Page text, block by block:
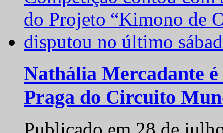
Nathália Mercadante
Praga do Circuito